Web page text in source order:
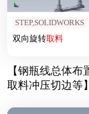
STEP,SOLIDWORKS
双向旋转取料
【钢瓶线总体
取料冲压切边等